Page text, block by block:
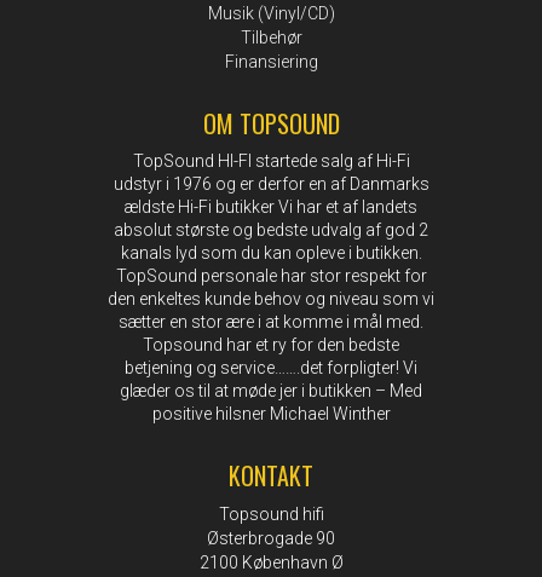
Musik (Vinyl/CD)
Tilbehør
Finansiering
OM TOPSOUND
TopSound HI-FI startede salg af Hi-Fi
udstyr i 1976 og er derfor en af Danmarks
ældste Hi-Fi butikker Vi har et af landets
absolut største og bedste udvalg af god 2
kanals lyd som du kan opleve i butikken.
TopSound personale har stor respekt for
den enkeltes kunde behov og niveau som vi
sætter en stor ære i at komme i mål med.
Topsound har et ry for den bedste
betjening og service…….det forpligter! Vi
glæder os til at møde jer i butikken – Med
positive hilsner Michael Winther
KONTAKT
Topsound hifi
Østerbrogade 90
2100 København Ø